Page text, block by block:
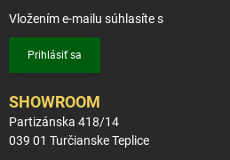
Vložením e-mailu súhlasíte s
Prihlásiť sa
SHOWROOM
Partizánska 418/14
039 01 Turčianske Teplice